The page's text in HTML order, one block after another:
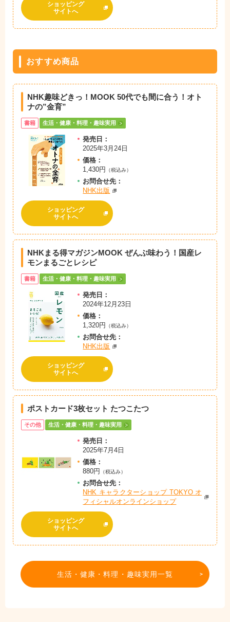
ショッピング
サイトへ
おすすめ商品
NHK趣味どきっ！MOOK 50代でも間に合う！オト
ナの”金育”
書籍 生活・健康・料理・趣味実用
発売日：
2025年3月24日
価格：
1,430円
（税込み）
お問合せ先：
NHK出版
ショッピング
サイトへ
NHKまる得マガジンMOOK ぜんぶ味わう！国産レ
モンまるごとレシピ
書籍 生活・健康・料理・趣味実用
発売日：
2024年12月23日
価格：
1,320円
（税込み）
お問合せ先：
NHK出版
ショッピング
サイトへ
ポストカード3枚セット たつこたつ
その他 生活・健康・料理・趣味実用
発売日：
2025年7月4日
価格：
880円
（税込み）
お問合せ先：
NHK キャラクターショップ TOKYO オ
フィシャルオンラインショップ
ショッピング
サイトへ
生活・健康・料理・趣味実用一覧